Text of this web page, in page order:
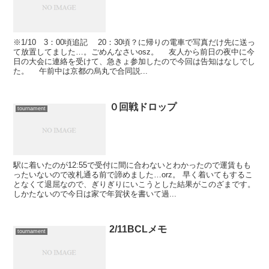
※1/10 3：00頃追記 20：30頃？に帰りの電車で写真だけ先に送っ
て放置してました…。ごめんなさいosz。 友人から前日の夜中に今
日の大会に連絡を受けて、急きょ参加したので今回は告知はなしでし
た。 午前中は京都の烏丸で合同説...
tournament ０回戦ドロップ
駅に着いたのが12:55で受付に間に合わないとわかったので運賃もも
ったいないので改札通る前で諦めました…orz。 早く着いてもするこ
となくて退屈なので、ぎりぎりにいこうとした結果がこのざまです。
しかたないので今日は家で年賀状を書いて過...
tournament 2/11BCLメモ